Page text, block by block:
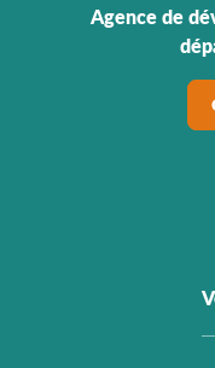
Agence de